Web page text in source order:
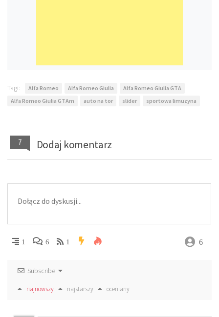
Tagi: Alfa Romeo Alfa Romeo Giulia
Alfa Romeo Giulia GTA
Alfa Romeo Giulia GTAm
auto na tor slider sportowa limuzyna
7 Dodaj komentarz
1 6 1 6
Subscribe
najnowszy najstarszy oceniany